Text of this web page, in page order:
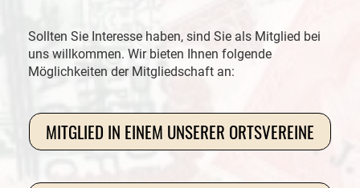
Sollten Sie Interesse haben, sind Sie als Mitglied bei
uns willkommen. Wir bieten Ihnen folgende
Möglichkeiten der Mitgliedschaft an:
MITGLIED IN EINEM UNSERER ORTSVEREINE